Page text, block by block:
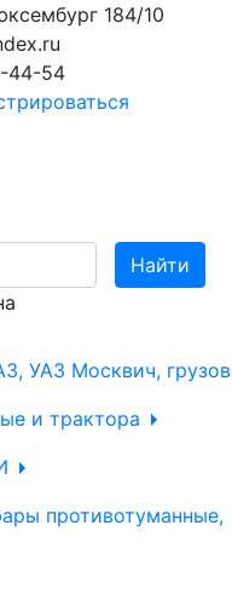
184/10
44-54
УАЗ Москвич,
и трактора
противотуманные,